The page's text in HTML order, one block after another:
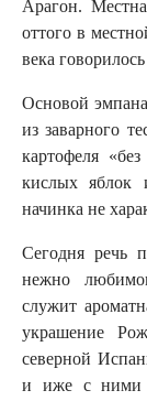
Арагон.
оттого в
века
Основой
из заварного
картофеля
кислых яблок
начинка не
Сегодня речь
нежно
служит
украшение
северной
и иже с ними